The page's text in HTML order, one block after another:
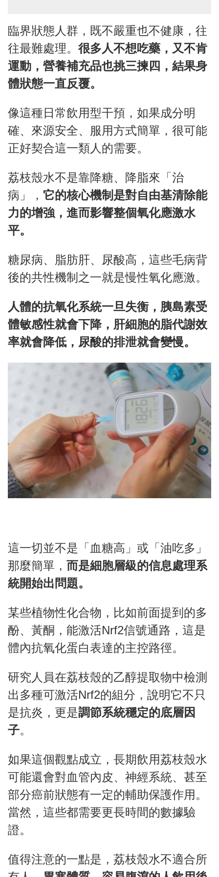
臨界狀態人群，既不嚴重也不健康，往
往最難處理。 很多人不想吃藥，又不肯
運動，營養補充品也挑三揀四，結果身
體狀態一直反覆。
像這種日常飲用型干預，如果成分明
確、來源安全、服用方式簡單，很可能
正好契合這一類人的需要。
荔枝殼水不是靠降糖、降脂來「治
病」， 它的核心機制是對自由基清除能
力的增強，進而影響整個氧化應激水
平。
糖尿病、脂肪肝、尿酸高，這些毛病背
後的共性機制之一就是慢性氧化應激。
人體的抗氧化系統一旦失衡，胰島素受
體敏感性就會下降，肝細胞的脂代謝效
率就會降低，尿酸的排泄就會變慢。
這一切並不是「血糖高」或「油吃多」
那麼簡單， 而是細胞層級的信息處理系
統開始出問題。
某些植物性化合物，比如前面提到的多
酚、黃酮，能激活Nrf2信號通路，這是
體內抗氧化蛋白表達的主控路徑。
研究人員在荔枝殼的乙醇提取物中檢測
出多種可激活Nrf2的組分，說明它不只
是抗炎，更是調節系統穩定的底層因
子。
如果這個觀點成立，長期飲用荔枝殼水
可能還會對血管內皮、神經系統、甚至
部分癌前狀態有一定的輔助保護作用。
當然，這些都需要更長時間的數據驗
證。
值得注意的一點是，荔枝殼水不適合所